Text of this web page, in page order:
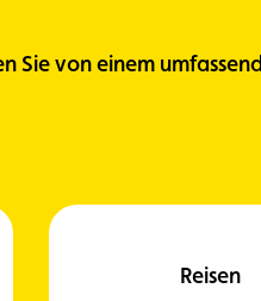
Sie von einem
Reisen